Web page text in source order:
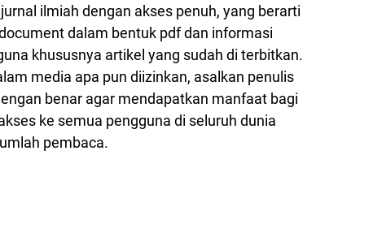
ilmiah dengan akses penuh, yang berarti
dalam bentuk pdf dan informasi
khususnya artikel yang sudah di terbitkan.
media apa pun diizinkan, asalkan penulis
benar agar mendapatkan manfaat bagi
ke semua pengguna di seluruh dunia
pembaca.